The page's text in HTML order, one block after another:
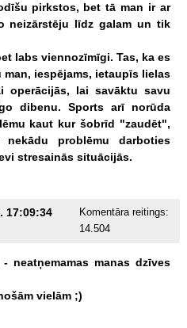
pirkstos, bet tā man ir ar
neizārstēju līdz galam un tik
labs viennozīmīgi. Tas, ka es
man, iespējams, ietaupīs lielas
operācijās, lai savāktu savu
dibenu. Sports arī
norūda
kaut kur šobrīd "zaudēt",
nekādu problēmu
darboties
stresainās situācijās.
17:09:34
Komentāra reitings:
14.504
- neatņemamas manas dzīves
vielām ;)